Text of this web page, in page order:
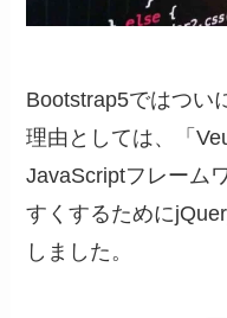
Bootstrap5ではつい
理由としては、「
JavaScriptフレーム
すくするために
しました。